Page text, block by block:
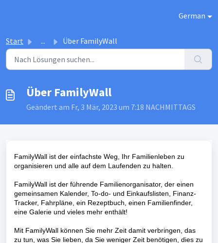
German
Start ... Über FamilyWall
Über FamilyWall
Geändert am Fr, 3 Mär, 2023 um 7:18 NACHMITTAGS
FamilyWall ist der einfachste Weg, Ihr Familienleben zu
organisieren und alle auf dem Laufenden zu halten.
FamilyWall ist der führende Familienorganisator, der einen
gemeinsamen Kalender, To-do- und Einkaufslisten, Finanz-
Tracker, Fahrpläne, ein Rezeptbuch, einen Familienfinder,
eine Galerie und vieles mehr enthält!
Mit FamilyWall können Sie mehr Zeit damit verbringen, das
zu tun, was Sie lieben, da Sie weniger Zeit benötigen, dies zu